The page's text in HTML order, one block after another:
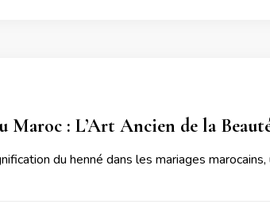
Maroc : L’Art Ancien de la
du henné dans les mariages